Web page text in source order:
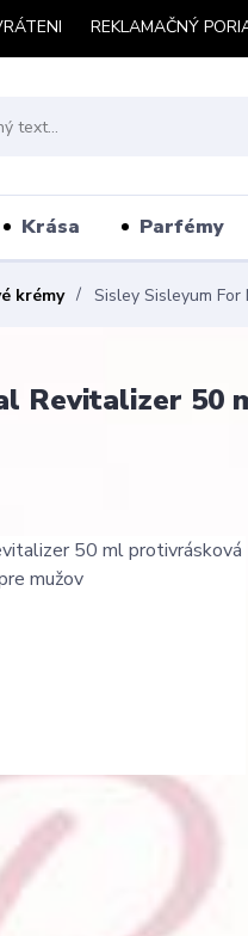
REKLAMAČNÝ
Krása Parfémy
krémy Sisley Sisleyum
Revitalizer